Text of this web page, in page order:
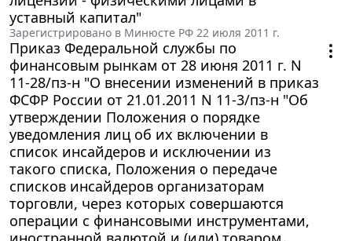
уставный капитал"
Зарегистрировано в Минюсте РФ 22 июля 2011 г.
Приказ Федеральной службы по
финансовым рынкам от 28 июня 2011 г. N
11-28/пз-н "О внесении изменений в приказ
ФСФР России от 21.01.2011 N 11-3/пз-н "Об
утверждении Положения о порядке
уведомления лиц об их включении в
список инсайдеров и исключении из
такого списка, Положения о передаче
списков инсайдеров организаторам
торговли, через которых совершаются
операции с финансовыми инструментами,